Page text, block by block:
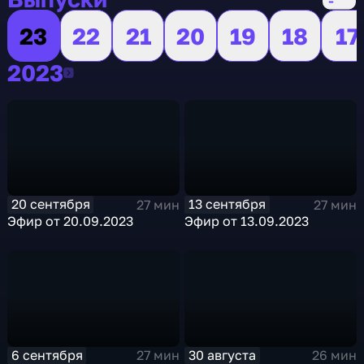
23
22 21 20 19 18
17
20232023
20 сентября
27 мин
Эфир от 20.09.2023
13 сентября
27 мин
Эфир от 13.09.2023
6 сентября
27 мин
30 августа
26 мин